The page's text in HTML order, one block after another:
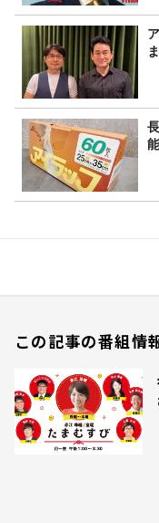
この記事の番組情